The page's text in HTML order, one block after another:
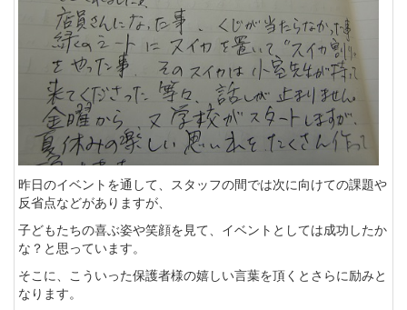
昨日のイベントを通して、スタッフの間では次に向けての課題や
反省点などがありますが、
子どもたちの喜ぶ姿や笑顔を見て、イベントとしては成功したか
な？と思っています。
そこに、こういった保護者様の嬉しい言葉を頂くとさらに励みと
なります。